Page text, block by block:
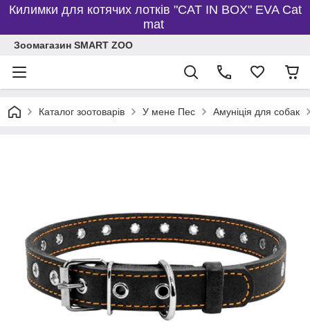
Килимки для котячих лотків "CAT IN BOX" EVA Cat
mat
Зоомагазин SMART ZOO
Каталог зоотоварів У мене Пес Амуніція для собак